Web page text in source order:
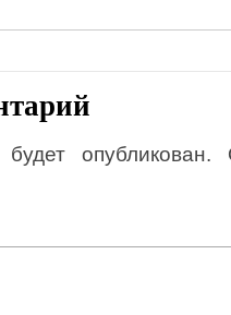
опубликован.